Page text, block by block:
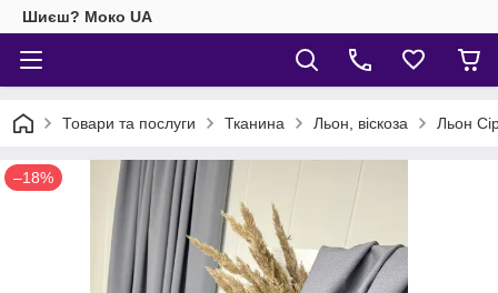
Шиєш? Моко UA
Товари та послуги Тканина Льон, віскоза Льон
–18%